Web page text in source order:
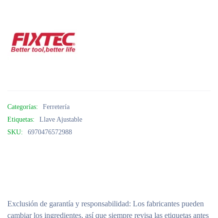
Categorías:
Ferretería
Etiquetas:
Llave Ajustable
SKU:
6970476572988
Exclusión de garantía y responsabilidad: Los fabricantes pueden
cambiar los ingredientes, así que siempre revisa las etiquetas antes